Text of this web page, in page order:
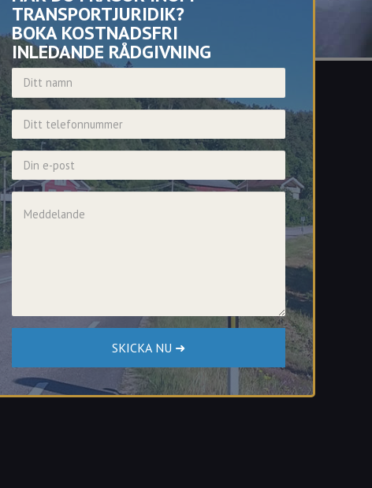
TRANSPORTJURIDIK?
BOKA KOSTNADSFRI
INLEDANDE RÅDGIVNING
Namn
Telefonnummer
E-post
Meddelande